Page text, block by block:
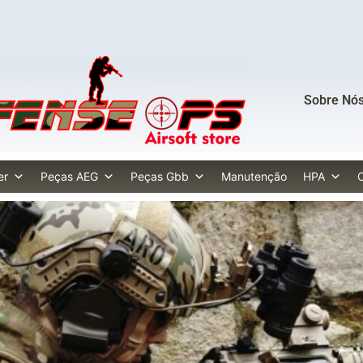
Sobre
Peças AEG Peças Gbb Manutenção HPA